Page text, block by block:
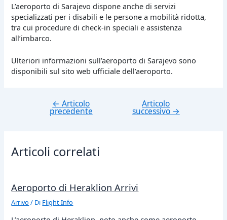
L’aeroporto di Sarajevo dispone anche di servizi
specializzati per i disabili e le persone a mobilità ridotta,
tra cui procedure di check-in speciali e assistenza
all’imbarco.
Ulteriori informazioni sull’aeroporto di Sarajevo sono
disponibili sul sito web ufficiale dell’aeroporto.
Navigazione
articoli
← Articolo
precedente
Articolo
successivo →
Articoli correlati
Aeroporto di Heraklion Arrivi
Arrivo / Di Flight Info